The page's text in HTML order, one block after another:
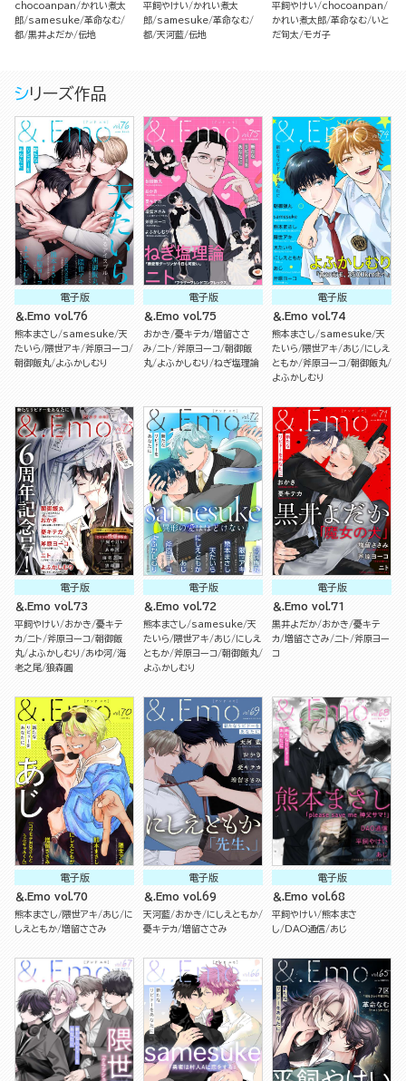
chocoanpan
かれい煮太
郎 samesuke 革命なむ
都 黒井よだか 伝地
平飼やけい
かれい煮太
郎 samesuke 革命なむ
都 天河藍 伝地
平飼やけい
chocoanpan
かれい煮太郎 革命なむ いと
だ旬太 モガ子
シリーズ作品
電子版
＆.Emo vol.76
熊本まさし samesuke 天
たいら
隈世アキ 斧原ヨーコ
朝御飯丸 よふかしむり
電子版
＆.Emo vol.75
おかき 憂キテカ 増留ささ
み
ニト 斧原ヨーコ 朝御飯
丸 よふかしむり ねぎ塩理論
電子版
＆.Emo vol.74
熊本まさし samesuke 天
たいら
隈世アキ あじ
にしえ
ともか 斧原ヨーコ 朝御飯丸
よふかしむり
電子版
＆.Emo vol.73
平飼やけい おかき 憂キテ
カ
ニト 斧原ヨーコ 朝御飯
丸 よふかしむり あゆ河 海
老之尾 狼森圓
電子版
＆.Emo vol.72
熊本まさし samesuke 天
たいら
隈世アキ あじ
にしえ
ともか 斧原ヨーコ 朝御飯丸
よふかしむり
電子版
＆.Emo vol.71
黒井よだか おかき 憂キテ
カ 増留ささみ ニト 斧原ヨー
コ
電子版
＆.Emo vol.70
熊本まさし 隈世アキ あじ
に
しえともか 増留ささみ
電子版
＆.Emo vol.69
天河藍 おかき
にしえともか
憂キテカ 増留ささみ
電子版
＆.Emo vol.68
平飼やけい 熊本まさ
し
DAO通信 あじ